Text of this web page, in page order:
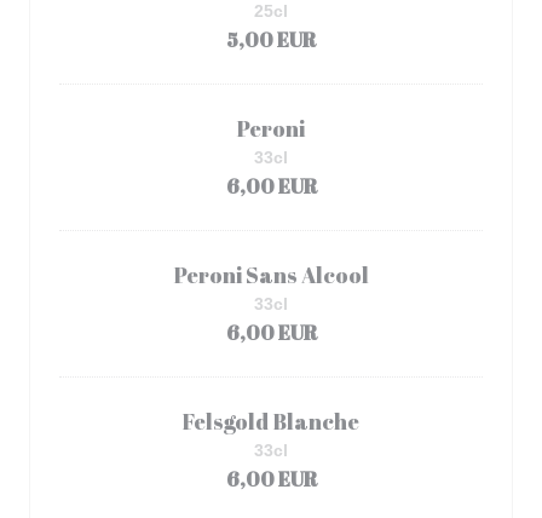
5,00 EUR
25cl
Peroni
6,00 EUR
33cl
Peroni Sans Alcool
6,00 EUR
33cl
Felsgold Blanche
6,00 EUR
33cl